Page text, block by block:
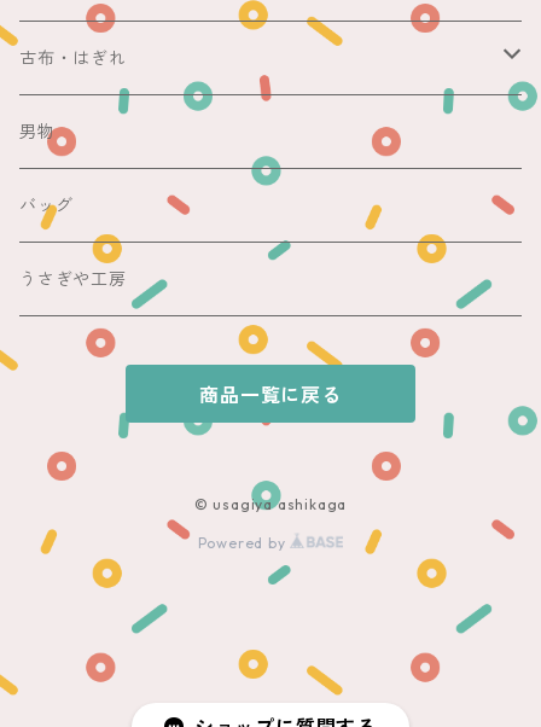
防虫香
紬
銘仙
紬
夏
浴衣
夏着物
その他
名古屋帯
袋帯
昼夜帯
夏帯
古布・はぎれ
切売り
銘仙
銘仙集め
木綿・麻
男物
バッグ
うさぎや工房
商品一覧に戻る
© usagiya ashikaga
Powered by